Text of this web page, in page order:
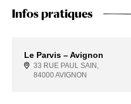
Infos pratiques
Le Parvis – Avignon
33 RUE PAUL SAIN,
84000 AVIGNON